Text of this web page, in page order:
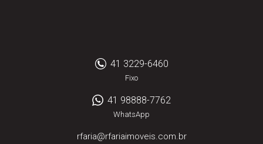
41 3229-6460
Fixo
41 98888-7762
WhatsApp
rfaria@rfariaimoveis.com.br